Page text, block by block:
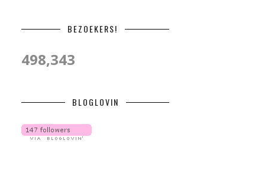
BEZOEKERS!
498,343
BLOGLOVIN